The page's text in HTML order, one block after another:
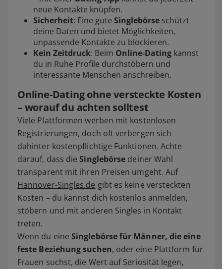
neue Kontakte knüpfen.
Sicherheit: Eine gute Singlebörse schützt
deine Daten und bietet Möglichkeiten,
unpassende Kontakte zu blockieren.
Kein Zeitdruck: Beim Online-Dating kannst
du in Ruhe Profile durchstöbern und
interessante Menschen anschreiben.
Online-Dating ohne versteckte Kosten
– worauf du achten solltest
Viele Plattformen werben mit kostenlosen
Registrierungen, doch oft verbergen sich
dahinter kostenpflichtige Funktionen. Achte
darauf, dass dieSinglebörse deiner Wahl
transparent mit ihren Preisen umgeht. Auf
Hannover-Singles.de gibt es keine versteckten
Kosten – du kannst dich kostenlos anmelden,
stöbern und mit anderen Singles in Kontakt
treten.
Wenn du eineSinglebörse für Männer, die eine
feste Beziehung suchen, oder eine Plattform für
Frauen suchst, die Wert auf Seriosität legen,